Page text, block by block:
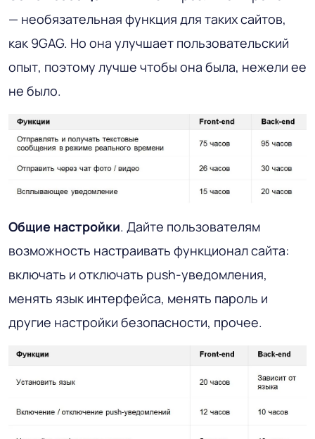
— необязательная функция для таких сайтов,
как 9GAG. Но она улучшает пользовательский
опыт, поэтому лучше чтобы она была, нежели ее
не было.
Общие настройки. Дайте пользователям
возможность настраивать функционал сайта:
включать и отключать push-уведомления,
менять язык интерфейса, менять пароль и
другие настройки безопасности, прочее.